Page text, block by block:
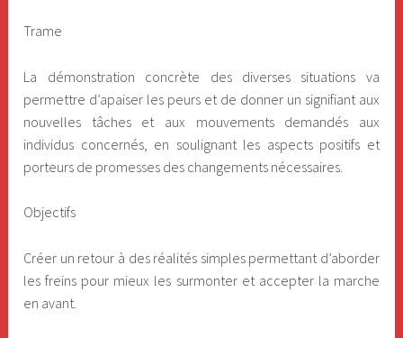
Trame
La démonstration concrète des diverses situations va
permettre d’apaiser les peurs et de donner un signifiant aux
nouvelles tâches et aux mouvements demandés aux
individus concernés, en soulignant les aspects positifs et
porteurs de promesses des changements nécessaires.
Objectifs
Créer un retour à des réalités simples permettant d’aborder
les freins pour mieux les surmonter et accepter la marche
en avant.